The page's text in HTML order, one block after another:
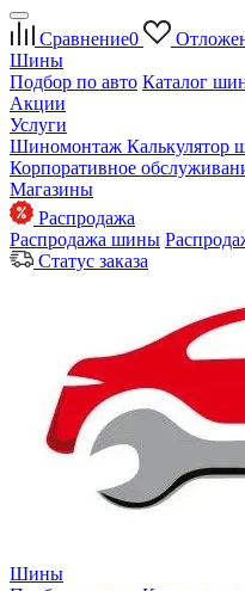
Сравнение0
Шины
Подбор по авто Каталог
Акции
Услуги
Шиномонтаж Калькулятор
Корпоративное
Магазины
Распродажа
Распродажа шины
Статус заказа
Шины